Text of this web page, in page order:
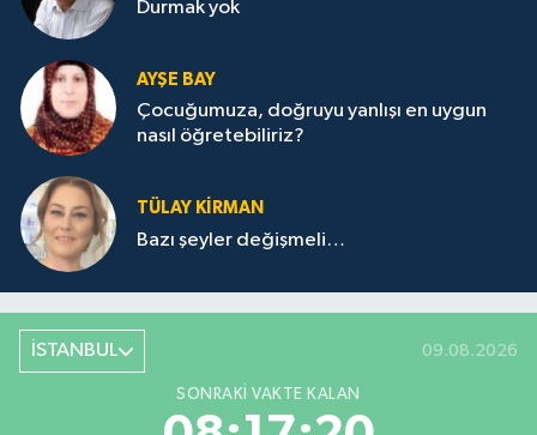
Durmak yok
AYŞE BAY
Çocuğumuza, doğruyu yanlışı en uygun
nasıl öğretebiliriz?
TÜLAY KİRMAN
Bazı şeyler değişmeli…
İSTANBUL 09.08.2026
SONRAKI VAKTE KALAN